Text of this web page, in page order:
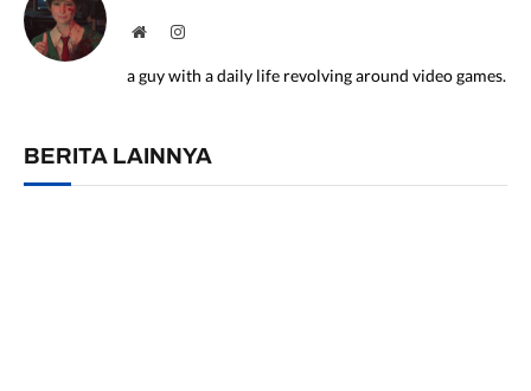
WebsiteInstagram
a guy with a daily life revolving around video games.
BERITA LAINNYA